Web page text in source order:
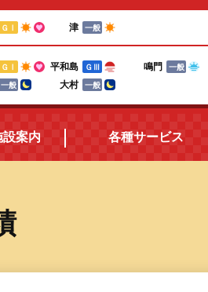
ＧⅠ 津 一般
ＧⅠ 平和島 ＧⅢ 鳴門 一般
一般 大村 一般
設案内
案内
各種サービス